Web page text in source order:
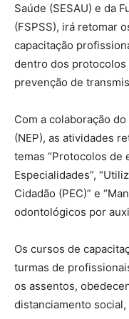
Saúde (SESAU) e da
(FSPSS), irá retomar
capacitação
dentro dos protocolos
prevenção de
Com a colaboração
(NEP), as atividades
temas “Protocolos de
Especialidades”,
Cidadão (PEC)” e
odontológicos por
Os cursos de
turmas de
os assentos,
distanciamento